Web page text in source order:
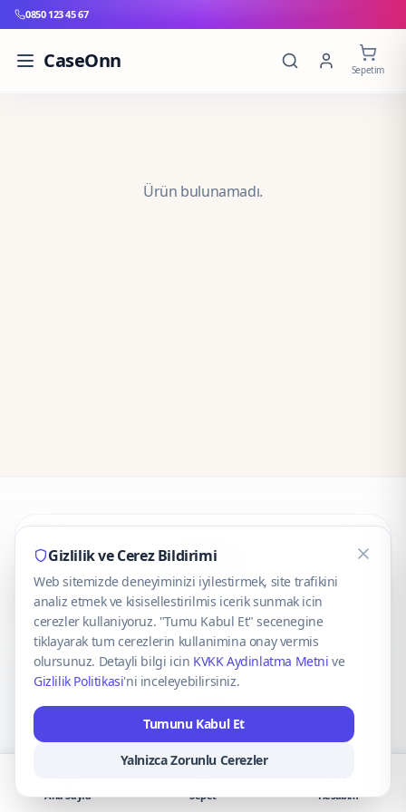
0850 123 45 67
CaseOnn Sepetim
Ürün bulunamadı.
CaseOnn
© 2025 CaseOnn. Tüm hakları saklıdır.
VISA Mastercard
Gizlilik ve Cerez Bildirimi
Web sitemizde deneyiminizi iyilestirmek, site trafikini
analiz etmek ve kisisellestirilmis icerik sunmak icin
cerezler kullaniyoruz. "Tumu Kabul Et" secenegine
tiklayarak tum cerezlerin kullanimina onay vermis
olursunuz. Detayli bilgi icin KVKK Aydinlatma Metni ve
Gizlilik Politikasi'ni inceleyebilirsiniz.
Tumunu Kabul Et
Yalnizca Zorunlu Cerezler
Ana Sayfa Sepet Hesabım